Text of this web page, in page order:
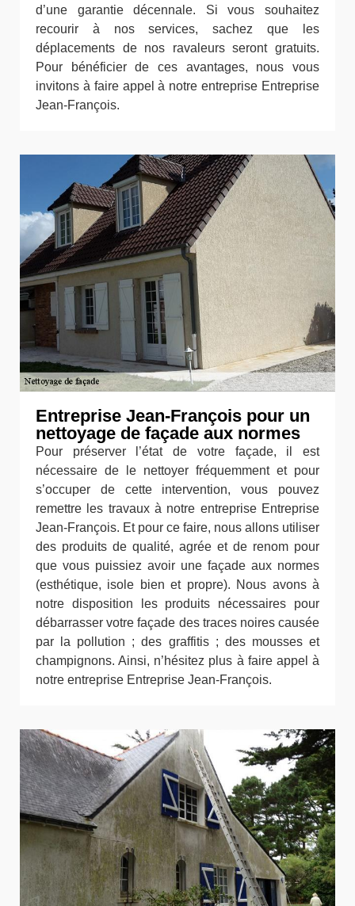
d’une garantie décennale. Si vous souhaitez
recourir à nos services, sachez que les
déplacements de nos ravaleurs seront gratuits.
Pour bénéficier de ces avantages, nous vous
invitons à faire appel à notre entreprise Entreprise
Jean-François.
Entreprise Jean-François pour un
nettoyage de façade aux normes
Pour préserver l’état de votre façade, il est
nécessaire de le nettoyer fréquemment et pour
s’occuper de cette intervention, vous pouvez
remettre les travaux à notre entreprise Entreprise
Jean-François. Et pour ce faire, nous allons utiliser
des produits de qualité, agrée et de renom pour
que vous puissiez avoir une façade aux normes
(esthétique, isole bien et propre). Nous avons à
notre disposition les produits nécessaires pour
débarrasser votre façade des traces noires causée
par la pollution ; des graffitis ; des mousses et
champignons. Ainsi, n’hésitez plus à faire appel à
notre entreprise Entreprise Jean-François.